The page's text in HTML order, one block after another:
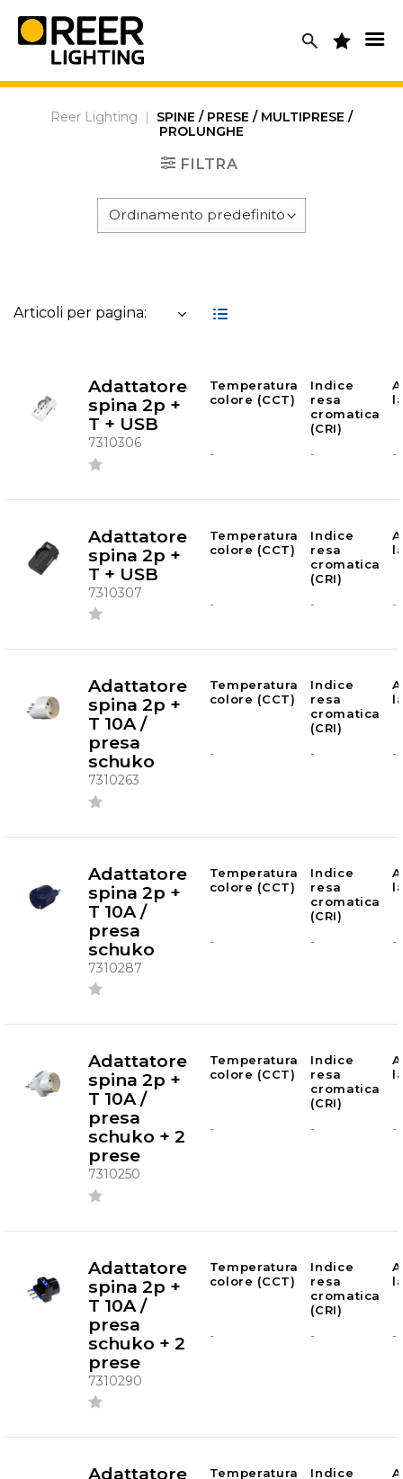
content
Reer Lighting |
SPINE / PRESE / MULTIPRESE /
PROLUNGHE
FILTRA
Articoli per pagina:
Adattatore
spina 2p +
T + USB
7310306
Temperatura
colore (CCT)
Indice
resa
cromatica
(CRI)
- - -
Adattatore
spina 2p +
T + USB
7310307
Temperatura
colore (CCT)
Indice
resa
cromatica
(CRI)
- - -
Adattatore
spina 2p +
T 10A /
presa
schuko
7310263
Temperatura
colore (CCT)
Indice
resa
cromatica
(CRI)
- - -
Adattatore
spina 2p +
T 10A /
presa
schuko
7310287
Temperatura
colore (CCT)
Indice
resa
cromatica
(CRI)
- - -
Adattatore
spina 2p +
T 10A /
presa
schuko + 2
prese
7310250
Temperatura
colore (CCT)
Indice
resa
cromatica
(CRI)
- - -
Adattatore
spina 2p +
T 10A /
presa
schuko + 2
prese
7310290
Temperatura
colore (CCT)
Indice
resa
cromatica
(CRI)
- - -
Adattatore
Temperatura
Indice